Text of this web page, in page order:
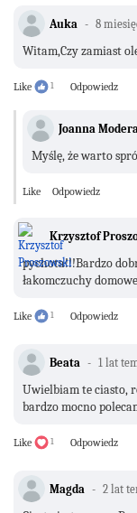
Auka 8
Witam,Czy zamiast
Like 1 Odpowiedz
Joanna
Myślę, że warto
Like Odpowiedz
Krzysztof
pychota!!!Bardzo
łakomczuchy
Like 1 Odpowiedz
Beata 1 lat
Uwielbiam te ciasto,
bardzo mocno
Like 1 Odpowiedz
Magda 2 lat